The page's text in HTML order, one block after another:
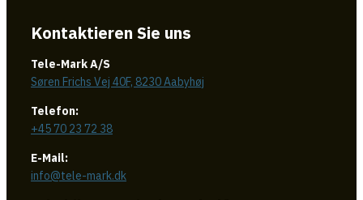
Kontaktieren Sie uns
Tele-Mark A/S
Søren Frichs Vej 40F, 8230 Aabyhøj
Telefon:
+45 70 23 72 38
E-Mail:
info@tele-mark.dk